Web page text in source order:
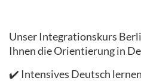
Unser Integrationskurs
Ihnen die Orientierung in
✔️ Intensives Deutsch